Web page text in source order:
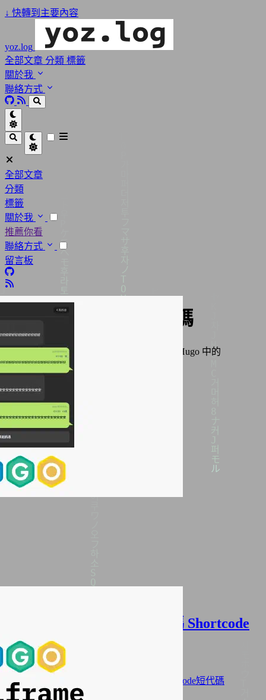
↓ 快轉到主要內容
yoz.log
全部文章 分類 標籤
關於我
聯絡方式
全部文章
分類
標籤
關於我
推薦你看
聯絡方式
留言板
Hugo Shortcode短代碼
本頁面收錄所有與開源靜態網站架設工具 Hugo 中的
Shortcode（短代碼）相關的文章。
卡片 列表
Hugo 可折疊聊天視窗短代碼 Shortcode
2025年11月03日
分類:網站架設
標籤:
Hugo Shortcode短代碼